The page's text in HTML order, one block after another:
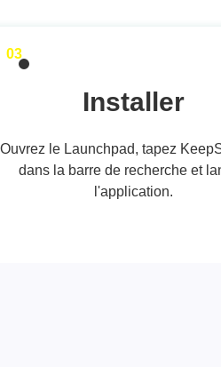
Installer
Ouvrez le Launchpad, tapez
dans la barre de recherche et
l'application.
03